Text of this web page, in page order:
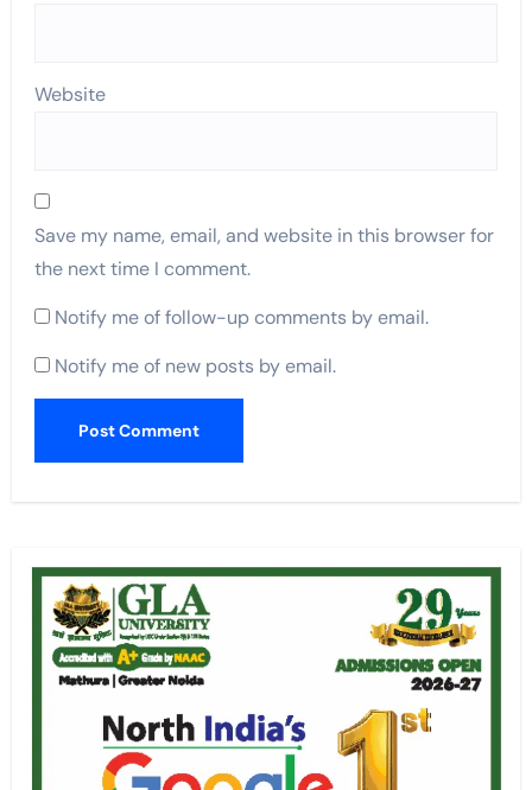
Website
Save my name, email, and website in this browser for
the next time I comment.
Notify me of follow-up comments by email.
Notify me of new posts by email.